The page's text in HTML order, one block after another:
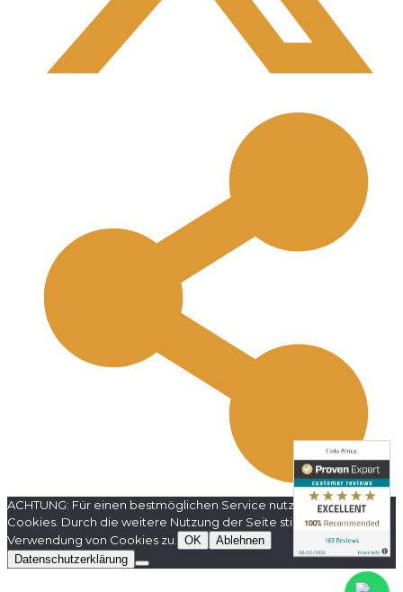
ACHTUNG: Für einen bestmöglichen Service nutzt diese Website
Cookies. Durch die weitere Nutzung der Seite stimmen Sie der
Verwendung von Cookies zu.
OK
Ablehnen
Datenschutzerklärung